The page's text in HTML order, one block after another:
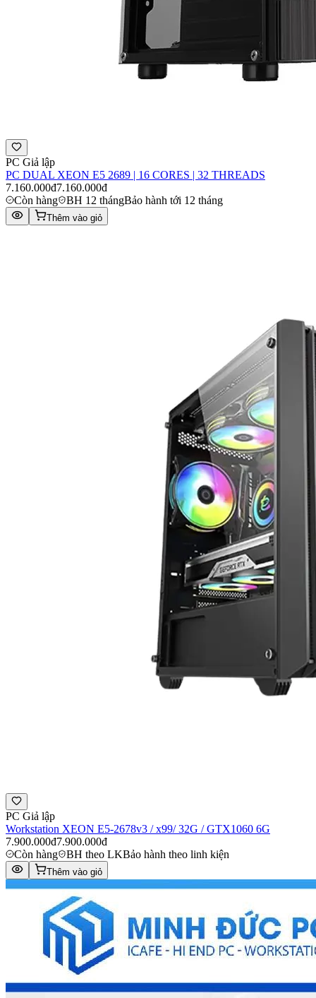
PC Giả lập
PC DUAL XEON E5 2689 | 16 CORES | 32 THREADS
7.160.000đ7.160.000đ
Còn hàng
BH 12 thángBảo hành tới 12 tháng
Thêm vào giỏ
PC Giả lập
Workstation XEON E5-2678v3 / x99/ 32G / GTX1060 6G
7.900.000đ7.900.000đ
Còn hàng
BH theo LKBảo hành theo linh kiện
Thêm vào giỏ